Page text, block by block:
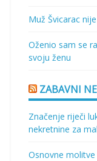
Muž Švicarac
Oženio sam se
svoju ženu
ZABAVNI
Značenje riječi
nekretnine za
Osnovne